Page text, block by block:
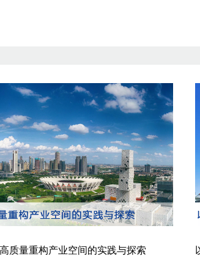
质量重构产业空间的实践与探索